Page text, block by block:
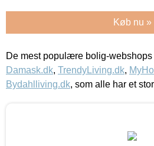
Køb nu »
De mest populære bolig-
Damask.dk, TrendyLiving.dk,
Bydahlliving.dk, som alle har et